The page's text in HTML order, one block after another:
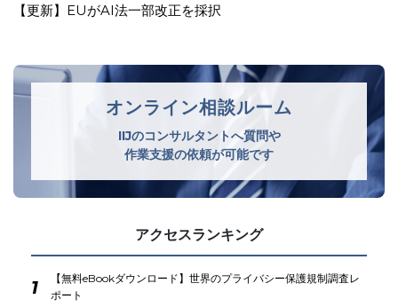
【更新】EUがAI法一部改正を採択
オンライン相談ルーム
IIJのコンサルタントへ質問や
作業支援の依頼が可能です
アクセスランキング
1
【無料eBookダウンロード】世界のプライバシー保護規制調査レ
ポート